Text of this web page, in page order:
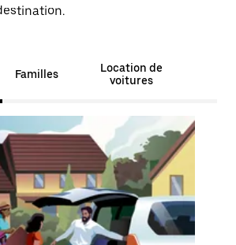
Familles
Location de
voitures